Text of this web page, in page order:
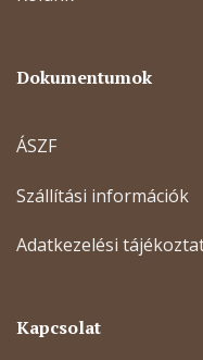
Dokumentumok
ÁSZF
Szállítási információk
Adatkezelési
Kapcsolat